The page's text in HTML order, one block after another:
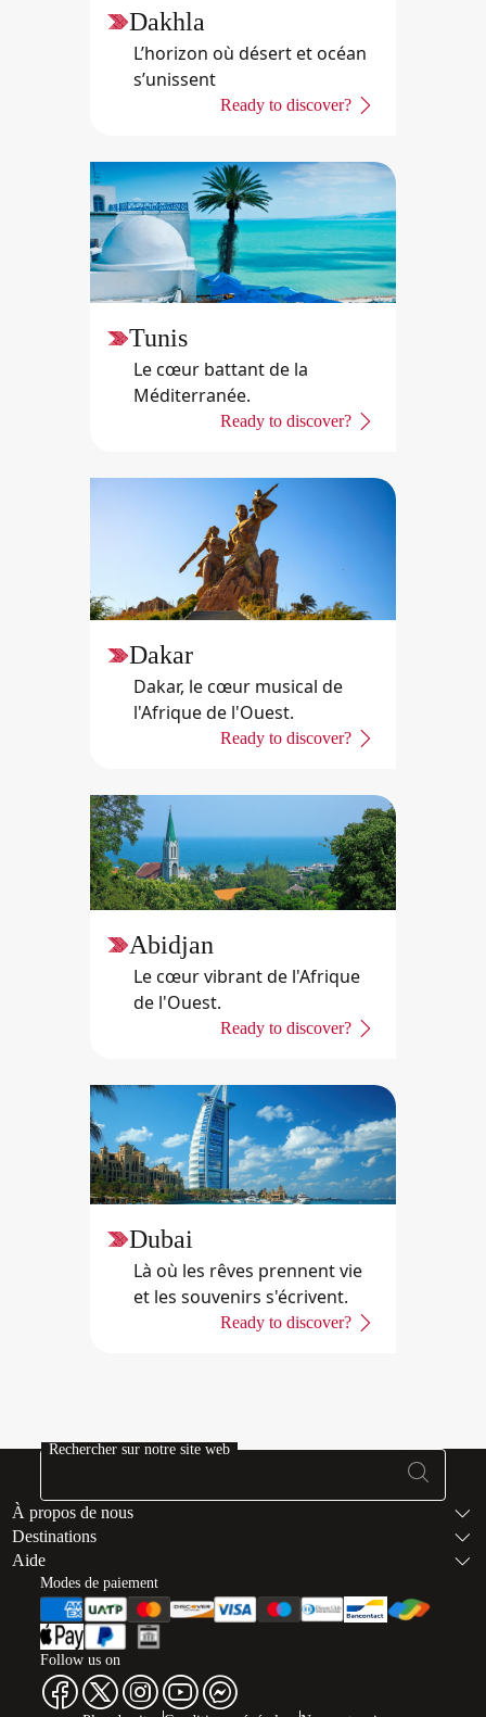
Dakhla
L’horizon où désert et océan
s’unissent
Ready to discover?
Tunis
Le cœur battant de la
Méditerranée.
Ready to discover?
Dakar
Dakar, le cœur musical de
l'Afrique de l'Ouest.
Ready to discover?
Abidjan
Le cœur vibrant de l'Afrique
de l'Ouest.
Ready to discover?
Dubai
Là où les rêves prennent vie
et les souvenirs s'écrivent.
Ready to discover?
Bas de page
Rechercher sur notre site web
À propos de nous
Destinations
Aide
Modes de paiement
Follow us on